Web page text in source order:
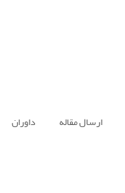
ارسال مقاله داوران